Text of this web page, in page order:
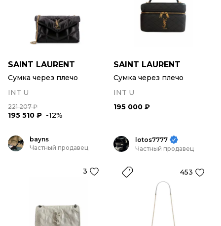
SAINT LAURENT
Сумка через плечо
INT U
221 207 ₽
195 510 ₽ -12%
SAINT LAURENT
Сумка через плечо
INT U
195 000 ₽
bayns
Частный продавец
3
lotos7777
Частный продавец
453